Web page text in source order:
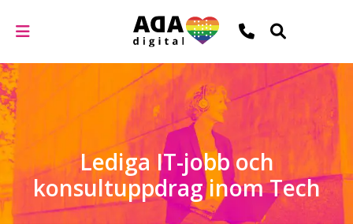
Lediga IT-jobb och
konsultuppdrag inom Tech